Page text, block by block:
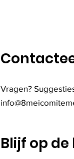
Vragen?
Blijf op